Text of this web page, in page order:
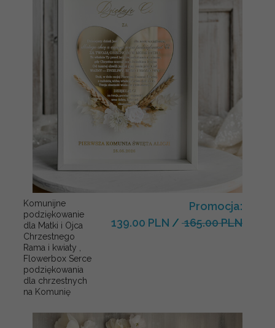
Komunijne
podziękowanie
dla Matki i Ojca
Chrzestnego
Rama i kwiaty ,
Flowerbox Serce
podziękowania
dla chrzestnych
na Komunię
Promocja:
139.00 PLN / 165.00 PLN